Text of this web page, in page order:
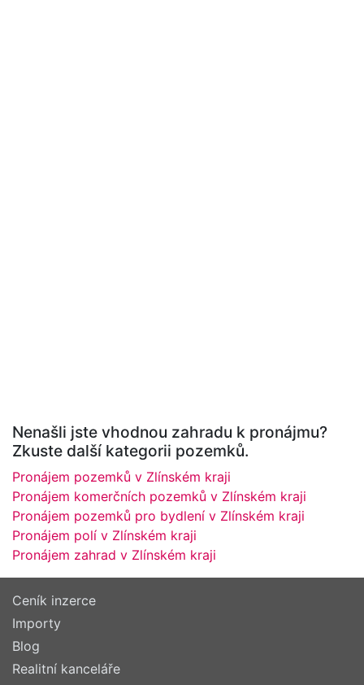
Nenašli jste vhodnou zahradu k pronájmu?
Zkuste další kategorii pozemků.
Pronájem pozemků v Zlínském kraji
Pronájem komerčních pozemků v Zlínském kraji
Pronájem pozemků pro bydlení v Zlínském kraji
Pronájem polí v Zlínském kraji
Pronájem zahrad v Zlínském kraji
Ceník inzerce
Importy
Blog
Realitní kanceláře